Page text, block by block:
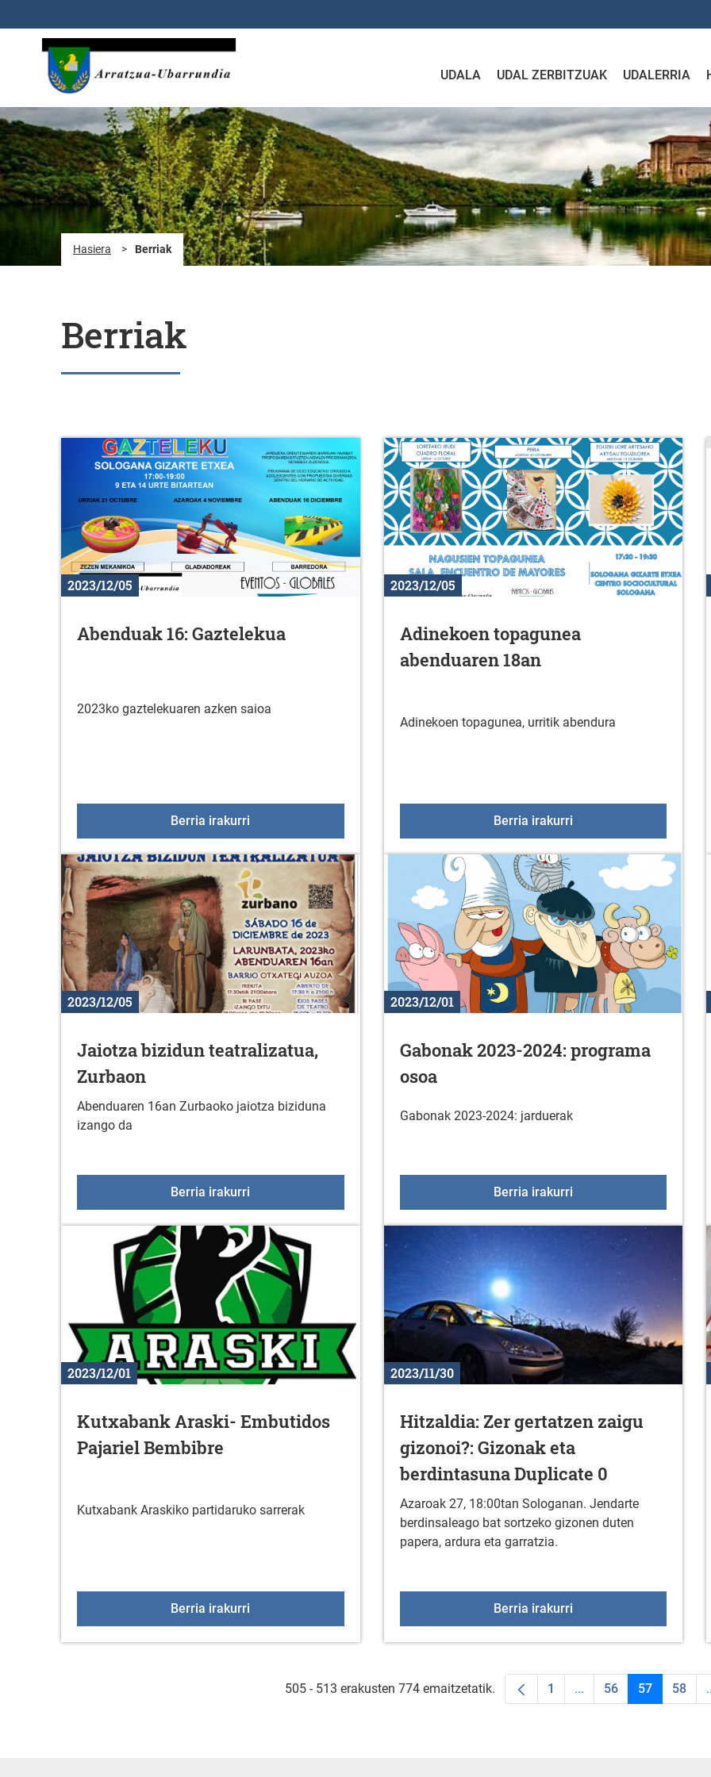
UDALA UDAL ZERBITZUAK UDALERRIA
Hasiera > Berriak
Berriak
2023/12/05
Abenduak 16: Gaztelekua
2023ko gaztelekuaren azken saioa
Berria irakurri
2023/12/05
Adinekoen topagunea
abenduaren 18an
Adinekoen topagunea, urritik abendura
Berria irakurriAdinekoen topagunea
2023/12/05
Jaiotza bizidun teatralizatua,
Zurbaon
Abenduaren 16an Zurbaoko jaiotza biziduna
izango da
Berria irakurri
2023/12/01
Gabonak 2023-2024: programa
osoa
Gabonak 2023-2024: jarduerak
Berria irakurriGabonak 2023-2024:
2023/12/01
Kutxabank Araski- Embutidos
Pajariel Bembibre
Kutxabank Araskiko partidaruko sarrerak
Berria irakurri Kutxabank Araski- Embutidos Pajariel Bembibre
2023/11/30
Hitzaldia: Zer gertatzen zaigu
gizonoi?: Gizonak eta
berdintasuna Duplicate 0
Azaroak 27, 18:00tan Sologanan. Jendarte
berdinsaleago bat sortzeko gizonen duten
papera, ardura eta garratzia.
Berria irakurriHitzaldia: Zer gertatzen
505 - 513 erakusten 774 emaitzetatik. Orrialdea
1 ...Intermediate Pages Use
Orrialdea
56 Orrialdea
57 58